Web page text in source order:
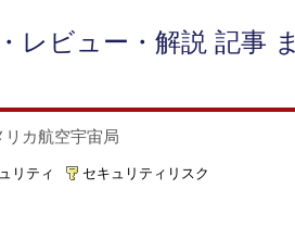
レビュー・解説 記事 ま
リカ航空宇宙局
リティ
セキュリティリスク